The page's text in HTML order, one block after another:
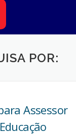
POR:
Assessor